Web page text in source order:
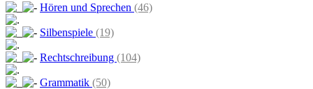
Hören und Sprechen (46)
Silbenspiele (19)
Rechtschreibung (104)
Grammatik (50)